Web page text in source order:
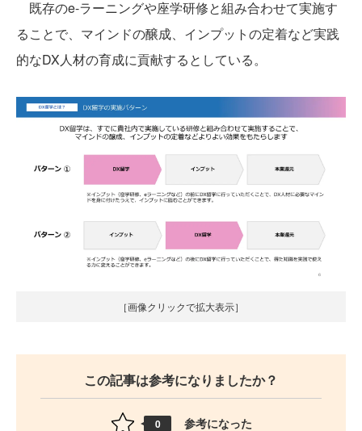
既存のe-ラーニングや座学研修と組み合わせて実施す
ることで、マインドの醸成、インプットの定着など実践
的なDX人材の育成に貢献するとしている。
［画像クリックで拡大表示］
この記事は参考になりましたか？
0 参考になった